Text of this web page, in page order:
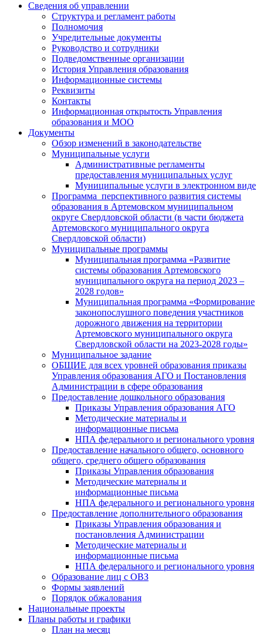
Сведения об управлении
Структура и регламент работы
Полномочия
Учредительные документы
Руководство и сотрудники
Подведомственные организации
История Управления образования
Информационные системы
Реквизиты
Контакты
Информационная открытость Управления
образования и МОО
Документы
Обзор изменений в законодательстве
Муниципальные услуги
Административные регламенты
предоставления муниципальных услуг
Муниципальные услуги в электронном виде
Программа перспективного развития системы
образования в Артемовском муниципальном
округе Свердловской области (в части бюджета
Артемовского муниципального округа
Свердловской области)
Муниципальные программы
Муниципальная программа «Развитие
системы образования Артемовского
муниципального округа на период 2023 –
2028 годов»
Муниципальная программа «Формирование
законопослушного поведения участников
дорожного движения на территории
Артемовского муниципального округа
Свердловской области на 2023-2028 годы»
Муниципальное задание
ОБЩИЕ для всех уровней образования приказы
Управления образования АГО и Постановления
Администрации в сфере образования
Предоставление дошкольного образования
Приказы Управления образования АГО
Методические материалы и
информационные письма
НПА федерального и регионального уровня
Предоставление начального общего, основного
общего, среднего общего образования
Приказы Управления образования
Методические материалы и
информационные письма
НПА федерального и регионального уровня
Предоставление дополнительного образования
Приказы Управления образования и
постановления Администрации
Методические материалы и
информационные письма
НПА федерального и регионального уровня
Образование лиц с ОВЗ
Формы заявлений
Порядок обжалования
Национальные проекты
Планы работы и графики
План на месяц